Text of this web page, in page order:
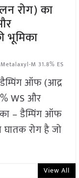
रोग) का
भूमिका
Metalaxyl-M 31.8% ES
ऑफ (आद्र
WS और
– डैम्पिंग ऑफ
रोग है जो
View All